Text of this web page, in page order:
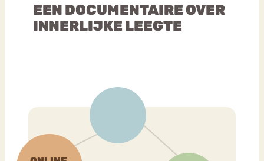
EEN DOCUMENTAIRE OVER
INNERLIJKE LEEGTE